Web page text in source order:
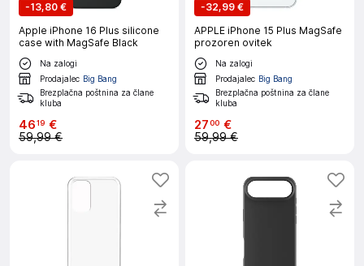
-13,80 €
Apple iPhone 16 Plus silicone
case with MagSafe Black
Na zalogi
Prodajalec Big Bang
Brezplačna poštnina za člane
kluba
4619 €
59,99 €
-32,99 €
APPLE iPhone 15 Plus MagSafe
prozoren ovitek
Na zalogi
Prodajalec Big Bang
Brezplačna poštnina za člane
kluba
2700 €
59,99 €